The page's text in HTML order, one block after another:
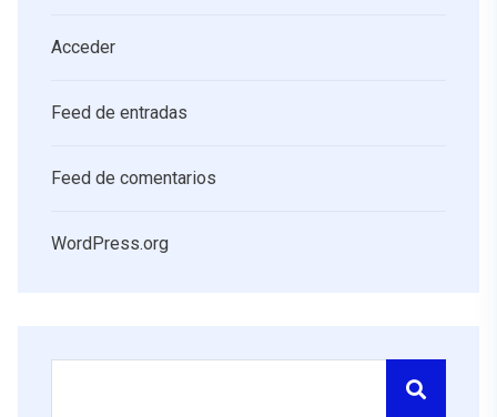
Acceder
Feed de entradas
Feed de comentarios
WordPress.org